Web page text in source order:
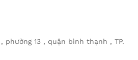
phường 13 , quận bình thạnh , TP.